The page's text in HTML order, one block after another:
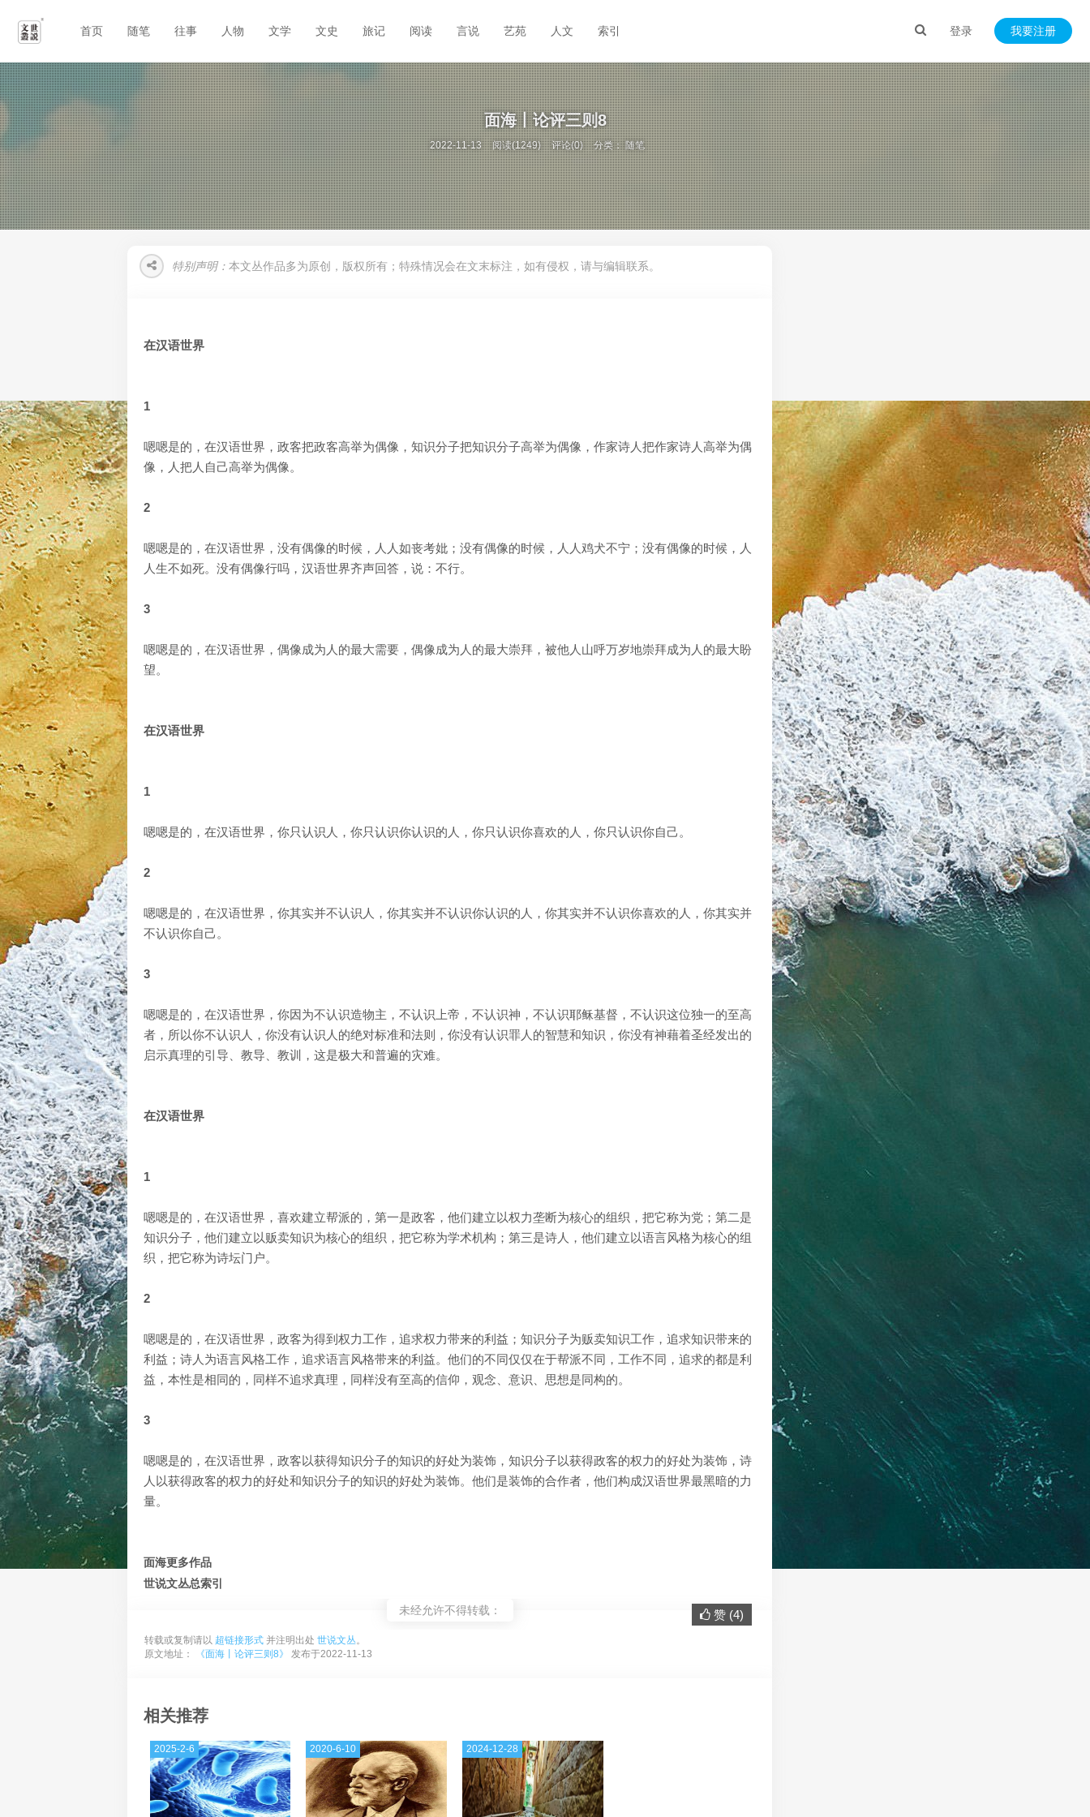
登录 我要注册
首页 随笔 往事 人物 文学 文史 旅记 阅读 言说 艺苑 人文 索引
面海丨论评三则8
2022-11-13 阅读(1249) 评论(0) 分类：随笔
特别声明： 本文丛作品多为原创，版权所有；特殊情况会在文末标注，如有侵权，请与编辑联系。
在汉语世界
1
嗯嗯是的，在汉语世界，政客把政客高举为偶像，知识分子把知识分子高举为偶像，作家诗人把作家诗人高举为偶
像，人把人自己高举为偶像。
2
嗯嗯是的，在汉语世界，没有偶像的时候，人人如丧考妣；没有偶像的时候，人人鸡犬不宁；没有偶像的时候，人
人生不如死。没有偶像行吗，汉语世界齐声回答，说：不行。
3
嗯嗯是的，在汉语世界，偶像成为人的最大需要，偶像成为人的最大崇拜，被他人山呼万岁地崇拜成为人的最大盼
望。
在汉语世界
1
嗯嗯是的，在汉语世界，你只认识人，你只认识你认识的人，你只认识你喜欢的人，你只认识你自己。
2
嗯嗯是的，在汉语世界，你其实并不认识人，你其实并不认识你认识的人，你其实并不认识你喜欢的人，你其实并
不认识你自己。
3
嗯嗯是的，在汉语世界，你因为不认识造物主，不认识上帝，不认识神，不认识耶稣基督，不认识这位独一的至高
者，所以你不认识人，你没有认识人的绝对标准和法则，你没有认识罪人的智慧和知识，你没有神藉着圣经发出的
启示真理的引导、教导、教训，这是极大和普遍的灾难。
在汉语世界
1
嗯嗯是的，在汉语世界，喜欢建立帮派的，第一是政客，他们建立以权力垄断为核心的组织，把它称为党；第二是
知识分子，他们建立以贩卖知识为核心的组织，把它称为学术机构；第三是诗人，他们建立以语言风格为核心的组
织，把它称为诗坛门户。
2
嗯嗯是的，在汉语世界，政客为得到权力工作，追求权力带来的利益；知识分子为贩卖知识工作，追求知识带来的
利益；诗人为语言风格工作，追求语言风格带来的利益。他们的不同仅仅在于帮派不同，工作不同，追求的都是利
益，本性是相同的，同样不追求真理，同样没有至高的信仰，观念、意识、思想是同构的。
3
嗯嗯是的，在汉语世界，政客以获得知识分子的知识的好处为装饰，知识分子以获得政客的权力的好处为装饰，诗
人以获得政客的权力的好处和知识分子的知识的好处为装饰。他们是装饰的合作者，他们构成汉语世界最黑暗的力
量。
面海更多作品
世说文丛总索引
赞 (4)
未经允许不得转载：
转载或复制请以 超链接形式 并注明出处 世说文丛。
原文地址：
《面海丨论评三则8》 发布于2022-11-13
相关推荐
2025-2-6 2020-6-10 2024-12-28